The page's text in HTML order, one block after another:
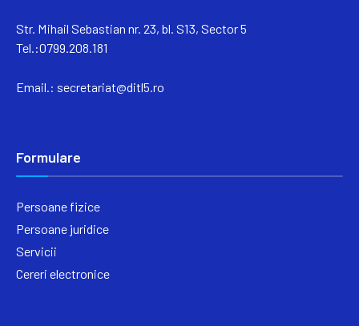
Str. Mihail Sebastian nr. 23, bl. S13, Sector 5
Tel.:0799.208.181
Email.: secretariat@ditl5.ro
Formulare
Persoane fizice
Persoane juridice
Servicii
Cereri electronice